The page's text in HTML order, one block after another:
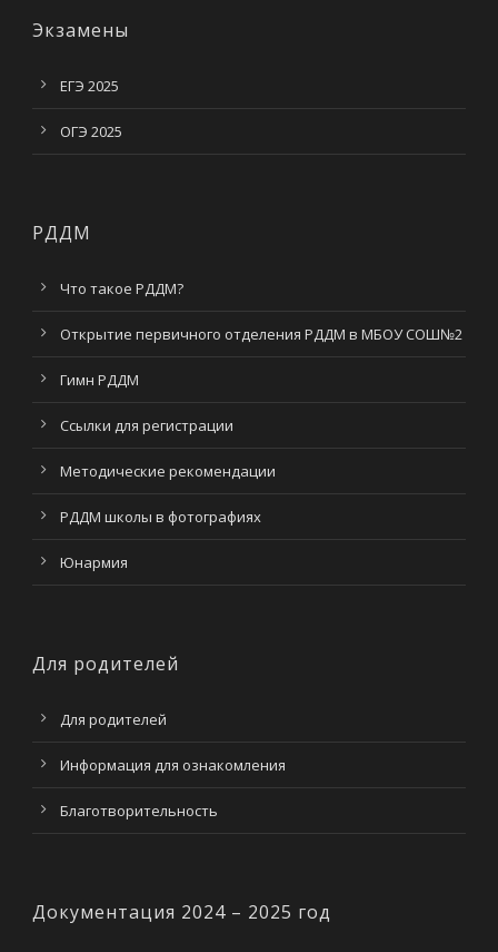
Экзамены
ЕГЭ 2025
ОГЭ 2025
РДДМ
Что такое РДДМ?
Открытие первичного отделения РДДМ в МБОУ СОШ№2
Гимн РДДМ
Ссылки для регистрации
Методические рекомендации
РДДМ школы в фотографиях
Юнармия
Для родителей
Для родителей
Информация для ознакомления
Благотворительность
Документация 2024 – 2025 год